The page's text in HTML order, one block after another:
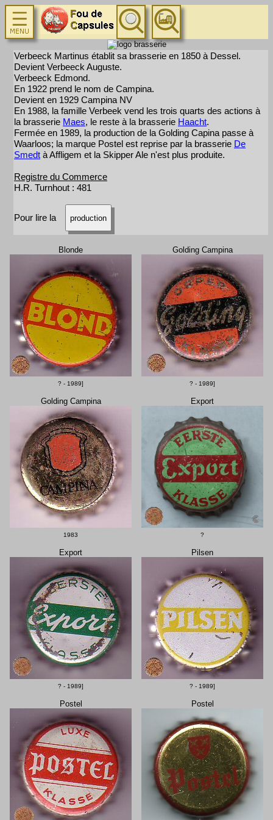
Verbeeck Martinus établit sa brasserie en 1850 à Dessel.
Devient Verbeeck Auguste.
Verbeeck Edmond.
En 1922 prend le nom de Campina.
Devient en 1929 Campina NV
En 1988, la famille Verbeek vend les trois quarts des actions à
la brasserie Maes, le reste à la brasserie Haacht.
Fermée en 1989, la production de la Golding Capina passe à
Waarloos; la marque Postel est reprise par la brasserie De
Smedt à Affligem et la Skipper Ale n'est plus produite.
Registre du Commerce
H.R. Turnhout : 481
Pour lire la production
Blonde
? - 1989]
Golding Campina
? - 1989]
Golding Campina
1983
Export
?
Export
? - 1989]
Pilsen
? - 1989]
Postel Postel